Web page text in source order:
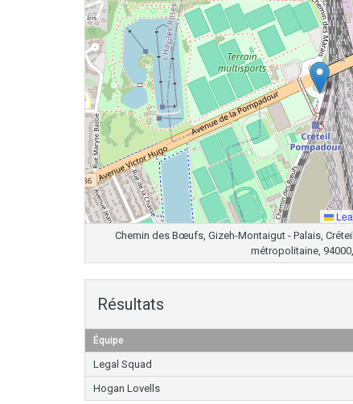
Chemin des Bœufs, Gizeh-Montaigut - Palais,
métropolitaine,
Résultats
Équipe
Legal Squad
Hogan Lovells